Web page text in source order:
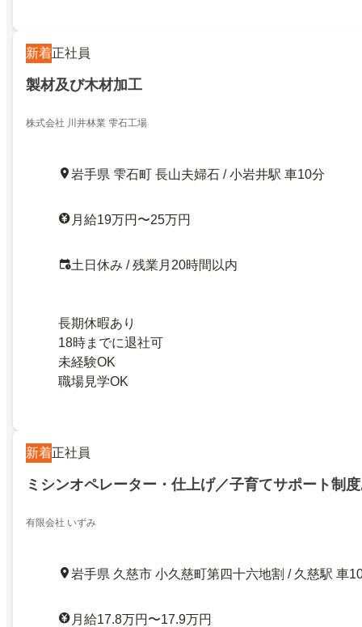
新着正社員
製材及び木材加工
株式会社 川井林業 雫石工場
岩手県 雫石町 長山夫婦石 / 小岩井駅 車10分
月給19万円〜25万円
土日休み / 残業月20時間以内
長期休暇あり
18時までに退社可
未経験OK
職場見学OK
新着正社員
ミシンオペレーター・仕上げ／子育てサポート制
有限会社 いずみ
岩手県 久慈市 小久慈町第四十六地割 / 久慈駅 車
月給17.8万円〜17.9万円